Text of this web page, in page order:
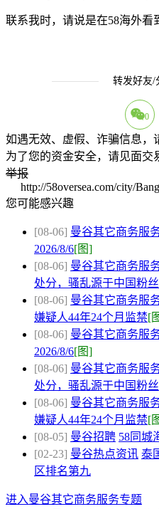
联系我时，请说是在58海外看
转发好友/
0
如遇无效、虚假、诈骗信息，
为了您的资金安全，请见面交
举报
http://58oversea.com/city/
您可能感兴趣
[08-06] 曼谷其它商务服
2026/8/6[图]
[08-06] 曼谷其它商务服
处分，骚乱源于中国粉
[08-06] 曼谷其它商务服
嫌疑人44年24个月监禁[
[08-06] 曼谷其它商务服
2026/8/6[图]
[08-06] 曼谷其它商务服
处分，骚乱源于中国粉
[08-06] 曼谷其它商务服
嫌疑人44年24个月监禁[
[08-05] 曼谷招聘 58同城
[02-23] 曼谷热点资讯 泰
区排名第九
进入曼谷其它商务服务专题